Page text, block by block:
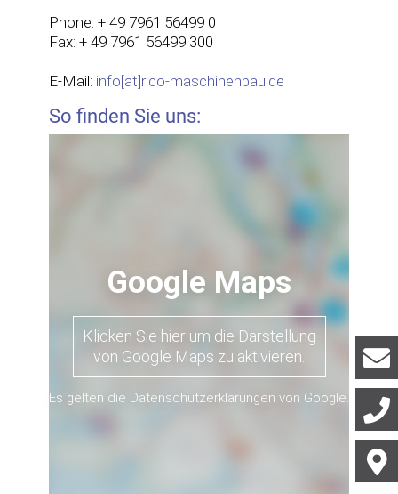
Phone: + 49 7961 56499 0
Fax: + 49 7961 56499 300
E-Mail: info[at]rico-maschinenbau.de
So finden Sie uns:
Google Maps
Klicken Sie hier um die Darstellung
von Google Maps zu aktivieren.
Es gelten die Datenschutzerklärungen von Google.